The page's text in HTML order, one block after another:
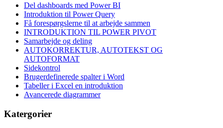
Del dashboards med Power BI
Introduktion til Power Query
Få forespørgslerne til at arbejde sammen
INTRODUKTION TIL POWER PIVOT
Samarbejde og deling
AUTOKORREKTUR, AUTOTEKST OG
AUTOFORMAT
Sidekontrol
Brugerdefinerede spalter i Word
Tabeller i Excel en introduktion
Avancerede diagrammer
Katergorier